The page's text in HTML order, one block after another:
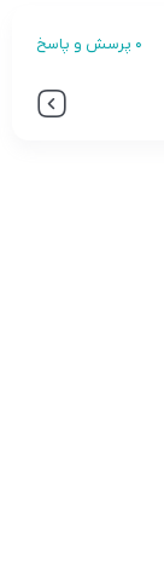
0 پرسش و پاسخ